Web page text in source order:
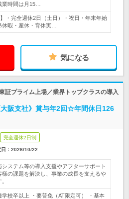
時間は月15…
】・完全週休2日（土日）・祝日・年末年始
暇・産休・育休実…
気になる
証プライム上場／業界トップクラスの導入
大阪支社》賞与年2回☆年間休日126
完全週休2日制
： 2026/10/22
ステム等の導入支援やアフターサポート
様の課題を解決し、事業の成長を支えるや
学校卒以上 ・要普免（AT限定可） ・基本